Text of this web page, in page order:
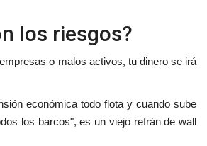
los riesgos?
o malos activos, tu dinero se irá
económica todo flota y cuando sube
los barcos", es un viejo refrán de wall